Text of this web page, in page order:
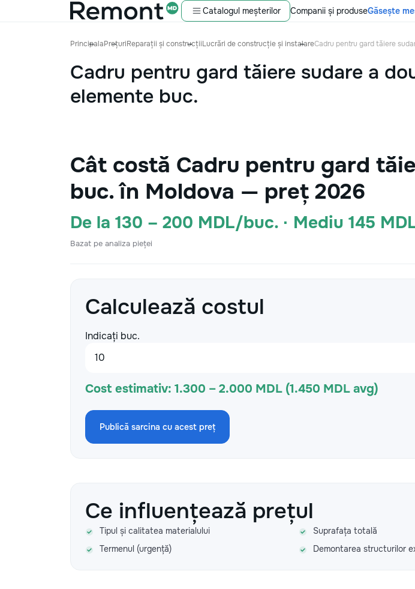
Catalogul meșterilor Companii și produseGăsește
PrincipalaPrețuriReparații și construcțiiLucrări de construcție și instalareCadru pentru gard tăiere
Cadru pentru gard tăiere sudare a
elemente buc.
Cât costă Cadru pentru gard
buc. în Moldova — preț 2026
De la 130 – 200 MDL/buc. · Mediu 145
Bazat pe analiza pieței
Calculează costul
Indicați buc.
Cost estimativ: 1.300 – 2.000 MDL (1.450 MDL avg)
Publică sarcina cu acest preț
Ce influențează prețul
Tipul și calitatea materialului Suprafața totală
Termenul (urgență)
Demontarea structurilor